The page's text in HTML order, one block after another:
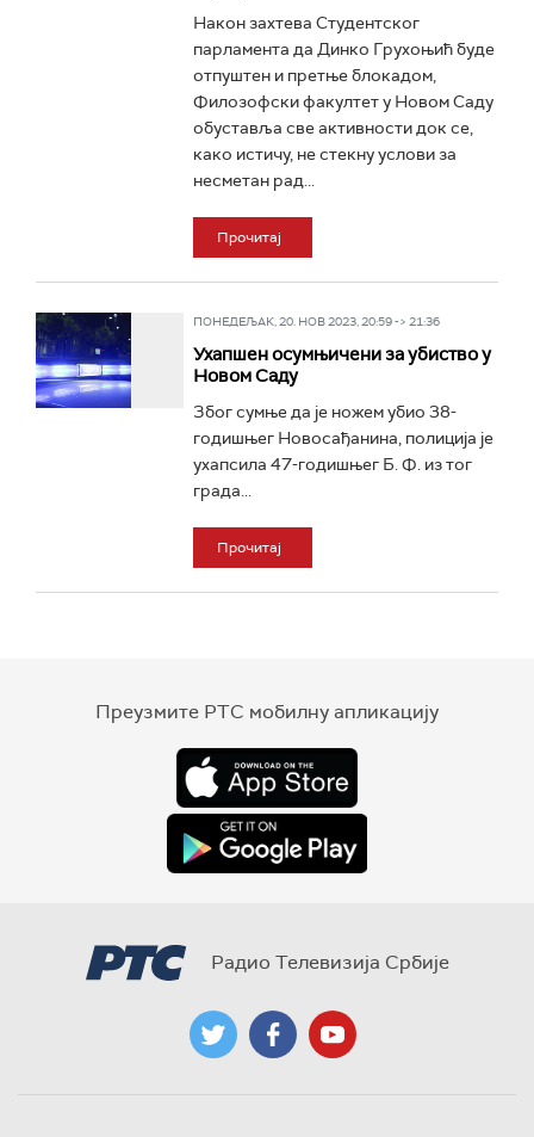
Након захтева Студентског
парламента да Динко Грухоњић буде
отпуштен и претње блокадом,
Филозофски факултет у Новом Саду
обуставља све активности док се,
како истичу, не стекну услови за
несметан рад...
Прочитај
ПОНЕДЕЉАК, 20. НОВ 2023, 20:59 -> 21:36
Ухапшен осумњичени за убиство у
Новом Саду
Због сумње да је ножем убио 38-
годишњег Новосађанина, полиција је
ухапсила 47-годишњег Б. Ф. из тог
града...
Прочитај
Преузмите РТС мобилну апликацију
Радио Телевизија Србије